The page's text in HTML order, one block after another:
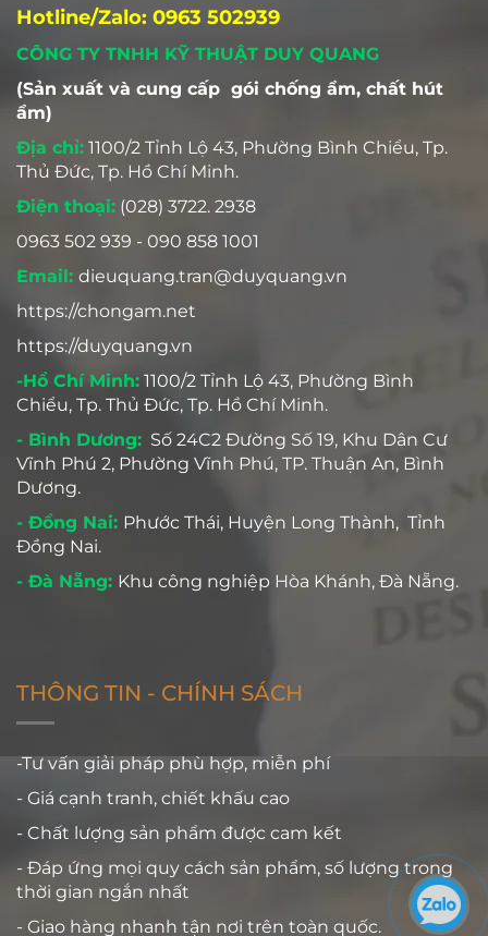
Hotline/Zalo: 0963 502939
CÔNG TY TNHH KỸ THUẬT DUY QUANG
(Sản xuất và cung cấp gói chống ẩm, chất hút
ẩm)
Địa chỉ: 1100/2 Tỉnh Lộ 43, Phường Bình Chiểu, Tp.
Thủ Đức, Tp. Hồ Chí Minh.
Điện thoại: (028) 3722. 2938
0963 502 939 - 090 858 1001
Email: dieuquang.tran@duyquang.vn
https://chongam.net
https://duyquang.vn
-Hồ Chí Minh: 1100/2 Tỉnh Lộ 43, Phường Bình
Chiểu, Tp. Thủ Đức, Tp. Hồ Chí Minh.
- Bình Dương: Số 24C2 Đường Số 19, Khu Dân Cư
Vĩnh Phú 2, Phường Vĩnh Phú, TP. Thuận An, Bình
Dương.
- Đồng Nai: Phước Thái, Huyện Long Thành, Tỉnh
Đồng Nai.
- Đà Nẵng: Khu công nghiệp Hòa Khánh, Đà Nẵng.
THÔNG TIN - CHÍNH SÁCH
-Tư vấn giải pháp phù hợp, miễn phí
- Giá cạnh tranh, chiết khấu cao
- Chất lượng sản phẩm được cam kết
- Đáp ứng mọi quy cách sản phẩm, số lượng trong
thời gian ngắn nhất
- Giao hàng nhanh tận nơi trên toàn quốc.